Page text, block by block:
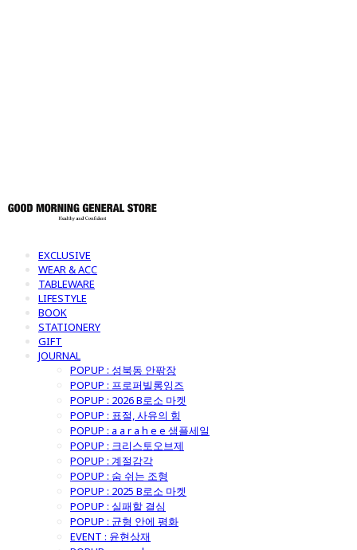
EXCLUSIVE
WEAR & ACC
TABLEWARE
LIFESTYLE
BOOK
STATIONERY
GIFT
JOURNAL
POPUP : 성북동 안팎장
POPUP : 프로퍼빌롱잉즈
POPUP : 2026 B로소 마켓
POPUP : 표절, 사유의 힘
POPUP : a a r a h e e 샘플세일
POPUP : 크리스토오브제
POPUP : 계절감각
POPUP : 숨 쉬는 조형
POPUP : 2025 B로소 마켓
POPUP : 실패할 결심
POPUP : 균형 안에 평화
EVENT : 윤현상재